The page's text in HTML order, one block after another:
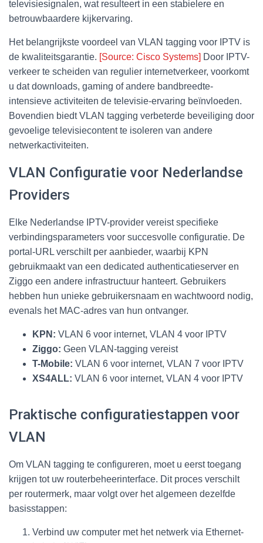
televisiesignalen, wat resulteert in een stabielere en
betrouwbaardere kijkervaring.
Het belangrijkste voordeel van VLAN tagging voor IPTV is
de kwaliteitsgarantie. [Source: Cisco Systems] Door IPTV-
verkeer te scheiden van regulier internetverkeer, voorkomt
u dat downloads, gaming of andere bandbreedte-
intensieve activiteiten de televisie-ervaring beïnvloeden.
Bovendien biedt VLAN tagging verbeterde beveiliging door
gevoelige televisiecontent te isoleren van andere
netwerkactiviteiten.
VLAN Configuratie voor Nederlandse
Providers
Elke Nederlandse IPTV-provider vereist specifieke
verbindingsparameters voor succesvolle configuratie. De
portal-URL verschilt per aanbieder, waarbij KPN
gebruikmaakt van een dedicated authenticatieserver en
Ziggo een andere infrastructuur hanteert. Gebruikers
hebben hun unieke gebruikersnaam en wachtwoord nodig,
evenals het MAC-adres van hun ontvanger.
KPN: VLAN 6 voor internet, VLAN 4 voor IPTV
Ziggo: Geen VLAN-tagging vereist
T-Mobile: VLAN 6 voor internet, VLAN 7 voor IPTV
XS4ALL: VLAN 6 voor internet, VLAN 4 voor IPTV
Praktische configuratiestappen voor
VLAN
Om VLAN tagging te configureren, moet u eerst toegang
krijgen tot uw routerbeheerinterface. Dit proces verschilt
per routermerk, maar volgt over het algemeen dezelfde
basisstappen:
Verbind uw computer met het netwerk via Ethernet-